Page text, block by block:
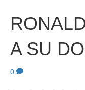
A SU
0